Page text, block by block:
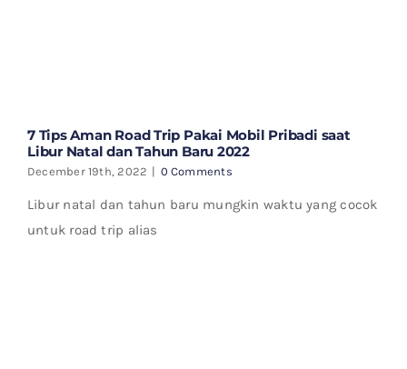
7 Tips Aman Road Trip Pakai Mobil Pribadi saat
Libur Natal dan Tahun Baru 2022
December 19th, 2022 | 0 Comments
Libur natal dan tahun baru mungkin waktu yang cocok
untuk road trip alias